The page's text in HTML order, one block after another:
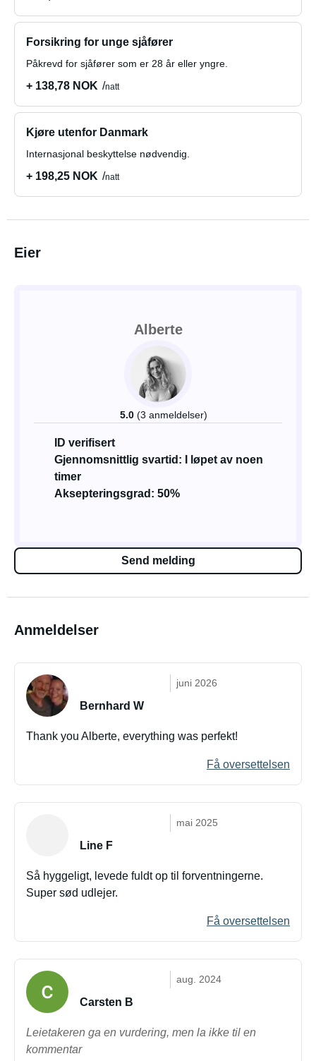
Forsikring for unge sjåfører
Påkrevd for sjåfører som er 28 år eller yngre.
+ 138,78 NOK natt
Kjøre utenfor Danmark
Internasjonal beskyttelse nødvendig.
+ 198,25 NOK natt
Eier
Alberte
5.0 (3 anmeldelser)
ID verifisert
Gjennomsnittlig svartid: I løpet av noen
timer
Aksepteringsgrad: 50%
Send melding
Anmeldelser
juni 2026
Bernhard W
Thank you Alberte, everything was perfekt!
Få oversettelsen
mai 2025
Line F
Så hyggeligt, levede fuldt op til forventningerne.
Super sød udlejer.
Få oversettelsen
aug. 2024
Carsten B
Leietakeren ga en vurdering, men la ikke til en
kommentar